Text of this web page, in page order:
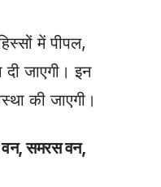
में पीपल,
जाएगी। इन
की जाएगी।
वन, समरस वन,